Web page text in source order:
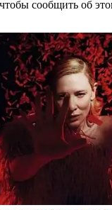
сообщить об